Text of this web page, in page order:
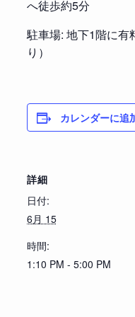
へ徒歩約5分
駐車場: 地下1階に有
り）
カレンダーに追
詳細
日付:
6月 15
時間:
1:10 PM - 5:00 PM